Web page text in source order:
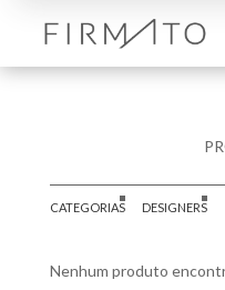
CATEGORIAS DESIGNERS
Nenhum produto